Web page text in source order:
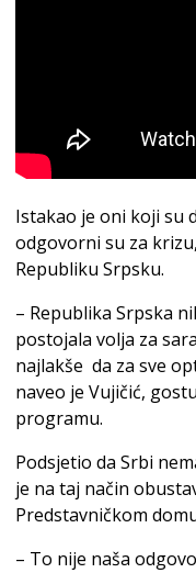
Istakao je oni koji su
odgovorni su za
Republiku Srpsku.
– Republika Srpska
postojala volja za
najlakše da za sve
naveo je Vujičić,
programu.
Podsjetio da Srbi
je na taj način
Predstavničkom
– To nije naša